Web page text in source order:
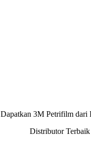
Dapatkan 3M Petrifilm dari
Distributor